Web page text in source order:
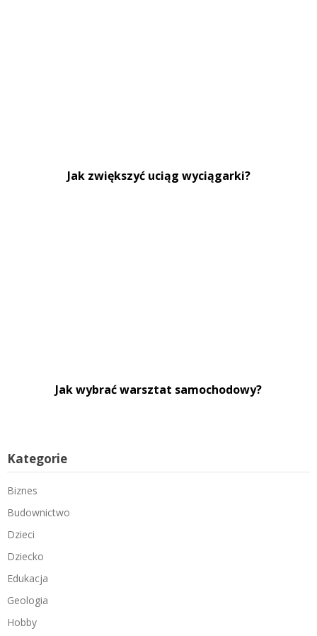
Jak zwiększyć uciąg wyciągarki?
Jak wybrać warsztat samochodowy?
Kategorie
Biznes
Budownictwo
Dzieci
Dziecko
Edukacja
Geologia
Hobby